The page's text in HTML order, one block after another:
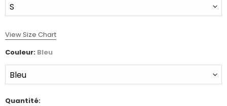
View Size Chart
Couleur: Bleu
Quantité: